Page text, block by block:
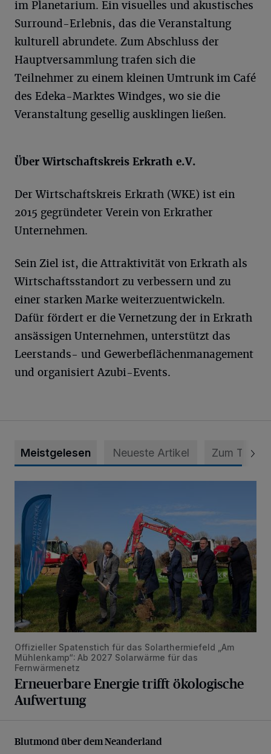
im Planetarium. Ein visuelles und akustisches
Surround-Erlebnis, das die Veranstaltung
kulturell abrundete. Zum Abschluss der
Hauptversammlung trafen sich die
Teilnehmer zu einem kleinen Umtrunk im Café
des Edeka-Marktes Windges, wo sie die
Veranstaltung gesellig ausklingen ließen.
Über Wirtschaftskreis Erkrath e.V.
Der Wirtschaftskreis Erkrath (WKE) ist ein
2015 gegründeter Verein von Erkrather
Unternehmen.
Sein Ziel ist, die Attraktivität von Erkrath als
Wirtschaftsstandort zu verbessern und zu
einer starken Marke weiterzuentwickeln.
Dafür fördert er die Vernetzung der in Erkrath
ansässigen Unternehmen, unterstützt das
Leerstands- und Gewerbeflächenmanagement
und organisiert Azubi-Events.
Meistgelesen Neueste Artikel Zum Thema
Offizieller Spatenstich für das Solarthermiefeld „Am
Mühlenkamp“: Ab 2027 Solarwärme für das
Fernwärmenetz
Erneuerbare Energie trifft ökologische
Aufwertung
Blutmond über dem Neanderland
Blutmond über dem Neanderland